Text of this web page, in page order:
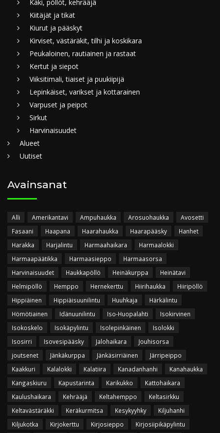
Käki, pöllöt, kehrääjä
Kiitäjät ja tikat
Kiurut ja pääskyt
Kirviset, västäräkit, tilhi ja koskikara
Peukaloinen, rautiainen ja rastaat
Kertut ja siepot
Viiksitimali, tiaiset ja puukiipijä
Lepinkäiset, varikset ja kottarainen
Varpuset ja peipot
Sirkut
Harvinaisuudet
Alueet
Uutiset
Avainsanat
Alli Amerikantavi Ampuhaukka Arosuohaukka
Avosetti
Fasaani
Haapana Haarahaukka Haarapääsky
Hanhet
Harakka
Harjalintu Harmaahaikara
Harmaalokki
Harmaapäätikka
Harmaasieppo
Harmaasorsa
Harvinaisuudet
Haukkapöllö Heinäkurppa
Heinätavi
Helmipöllö
Hemppo Hernekerttu Hiirihaukka
Hiiripöllö
Hippiäinen
Hippiäisuunilintu Huuhkaja
Härkälintu
Hömötiainen
Idänuunilintu Iso-Huopalahti
Isokirvinen
Isokoskelo
Isokäpylintu Isolepinkäinen
Isolokki
Isosirri
Isovesipääsky Jalohaikara
Jouhisorsa
joutsenet
Jänkäkurppa Jänkäsirriäinen
Järripeippo
Kaakkuri
Kalalokki Kalatiira Kanadanhanhi
Kanahaukka
Kangaskiuru
Kapustarinta Karikukko
Kattohaikara
Kaulushaikara
Kehrääjä Keltahemppo
Keltasirkku
Keltavästäräkki
Keräkurmitsa Kesykyyhky
Kiljuhanhi
Kiljukotka
Kirjokerttu Kirjosieppo
Kirjosiipikäpylintu